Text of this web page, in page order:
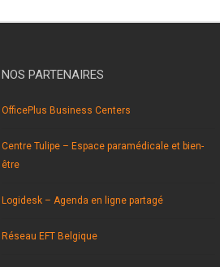
NOS PARTENAIRES
OfficePlus Business Centers
Centre Tulipe – Espace paramédicale et bien-
être
Logidesk – Agenda en ligne partagé
Réseau EFT Belgique